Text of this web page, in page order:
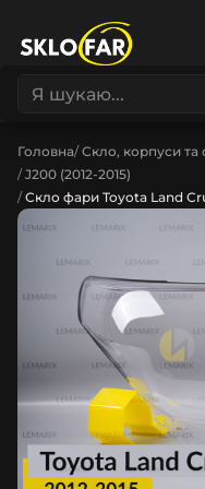
Головна Скло, корпуси та
J200 (2012-2015)
Скло фари Toyota Land